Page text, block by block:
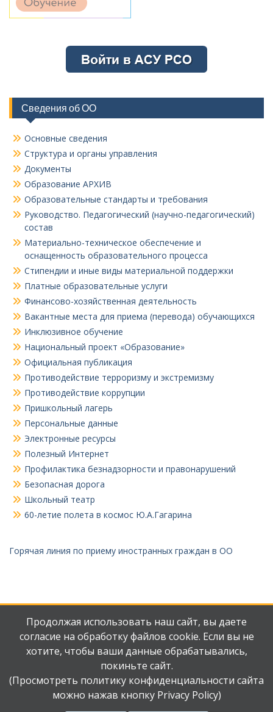
Сведения об ОО
Основные сведения
Структура и органы управления
Документы
Образование АРХИВ
Образовательные стандарты и требования
Руководство. Педагогический (научно-педагогический)
состав
Материально-техническое обеспечение и
оснащенность образовательного процесса
Стипендии и иные виды материальной поддержки
Платные образовательные услуги
Финансово-хозяйственная деятельность
Вакантные места для приема (перевода) обучающихся
Инклюзивное обучение
Национальный проект «Образование»
Официальная публикация
Противодействие терроризму и экстремизму
Противодействие коррупции
Пришкольный лагерь
Персональные данные
Электронные ресурсы
Полезный Интернет
Профилактика безнадзорности и правонарушений
Безопасная дорога
Школьный театр
60-летие полета в космос Ю.А.Гагарина
Горячая линия по приему иностранных граждан в ОО
Мы
Наш
Авторские права защищены.
Продолжая использовать наш сайт, вы даете
согласие на обработку файлов cookie. Если вы не
хотите, чтобы ваши данные обрабатывались,
покиньте сайт.
(Просмотреть политику конфиденциальности сайта
можно нажав кнопку Privacy Policy)